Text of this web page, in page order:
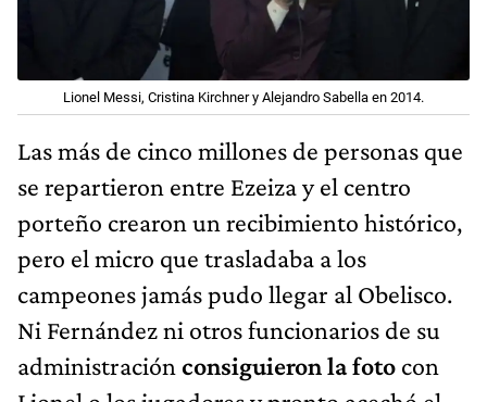
Lionel Messi, Cristina Kirchner y Alejandro Sabella en 2014.
Las más de cinco millones de personas que
se repartieron entre Ezeiza y el centro
porteño crearon un recibimiento histórico,
pero el micro que trasladaba a los
campeones jamás pudo llegar al Obelisco.
Ni Fernández ni otros funcionarios de su
administración consiguieron la foto con